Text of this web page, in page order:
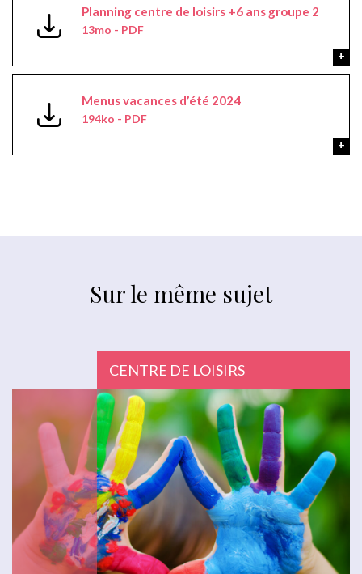
Planning centre de loisirs +6 ans groupe 2
13mo - PDF
Menus vacances d’été 2024
194ko - PDF
Sur le même sujet
CENTRE DE LOISIRS